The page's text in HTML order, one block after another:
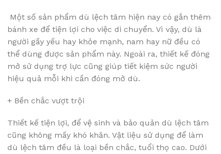
Một số sản phẩm dù lệch tâm hiện nay có gắn thêm
bánh xe để tiện lợi cho việc di chuyển. Vì vậy, dù là
người gầy yếu hay khỏe mạnh, nam hay nữ đều có
thể dùng được sản phẩm này. Ngoài ra, thiết kế đóng
mở sử dụng trợ lực cũng giúp tiết kiệm sức người
hiệu quả mỗi khi cần đóng mở dù.
+ Bền chắc vượt trội
Thiết kế tiện lợi, để vệ sinh và bảo quản dù lệch tâm
cũng không mấy khó khăn. Vật liệu sử dụng để làm
dù lệch tâm đều là loại bền chắc, tuổi thọ cao. Dưới